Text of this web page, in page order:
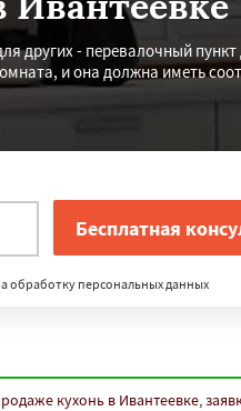
других - перевалочный
и она должна иметь
обработку персональных данных
кухонь в Ивантеевке,